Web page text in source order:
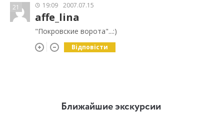
21 19:09 2007.07.15
affe_lina
"Покровские ворота"...:)
Відповісти
Ближайшие экскурсии